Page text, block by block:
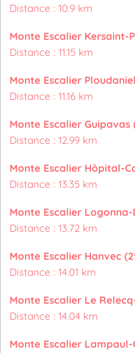
Distance : 10.9 km
Monte Escalier Kersaint-
Distance : 11.15 km
Monte Escalier
Distance : 11.16 km
Monte Escalier Guipavas
Distance : 12.99 km
Monte Escalier Hôpital-
Distance : 13.35 km
Monte Escalier
Distance : 13.72 km
Monte Escalier Hanvec
Distance : 14.01 km
Monte Escalier Le
Distance : 14.04 km
Monte Escalier